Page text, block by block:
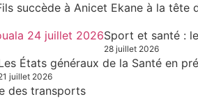
succède à Anicet Ekane à la tête
Sport et santé :
28 juillet 2026
États généraux de la Santé en
juillet 2026
des transports